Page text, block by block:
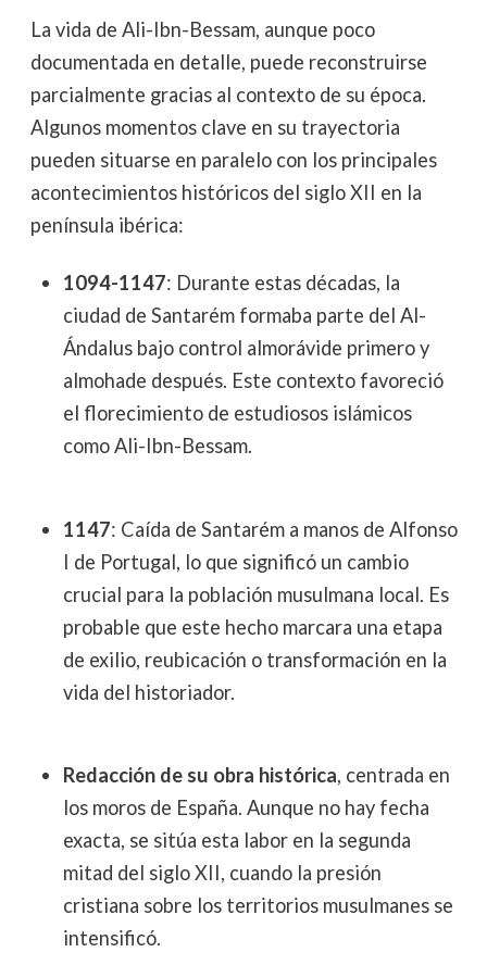
La vida de Ali-Ibn-Bessam, aunque poco
documentada en detalle, puede reconstruirse
parcialmente gracias al contexto de su época.
Algunos momentos clave en su trayectoria
pueden situarse en paralelo con los principales
acontecimientos históricos del siglo XII en la
península ibérica:
1094-1147: Durante estas décadas, la
ciudad de Santarém formaba parte del Al-
Ándalus bajo control almorávide primero y
almohade después. Este contexto favoreció
el florecimiento de estudiosos islámicos
como Ali-Ibn-Bessam.
1147: Caída de Santarém a manos de Alfonso
I de Portugal, lo que significó un cambio
crucial para la población musulmana local. Es
probable que este hecho marcara una etapa
de exilio, reubicación o transformación en la
vida del historiador.
Redacción de su obra histórica, centrada en
los moros de España. Aunque no hay fecha
exacta, se sitúa esta labor en la segunda
mitad del siglo XII, cuando la presión
cristiana sobre los territorios musulmanes se
intensificó.